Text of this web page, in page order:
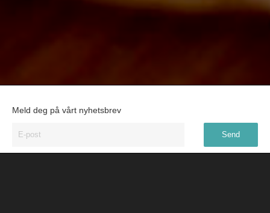
Meld deg på vårt nyhetsbrev